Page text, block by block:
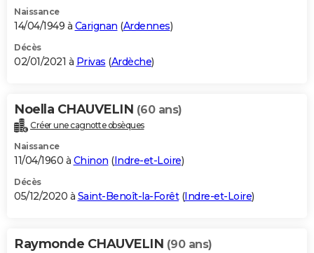
Naissance
14/04/1949 à Carignan (Ardennes)
Décès
02/01/2021 à Privas (Ardèche)
Noella CHAUVELIN (60 ans)
Créer une cagnotte obsèques
Naissance
11/04/1960 à Chinon (Indre-et-Loire)
Décès
05/12/2020 à Saint-Benoît-la-Forêt(Indre-et-Loire)
Raymonde CHAUVELIN (90 ans)